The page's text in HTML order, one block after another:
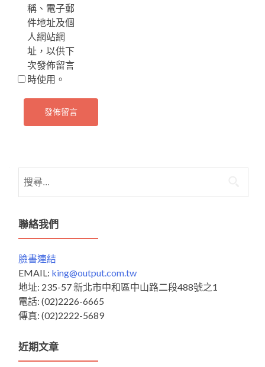
稱、電子郵
件地址及個
人網站網
址，以供下
次發佈留言
時使用。
尋
鍵
字:
聯絡我們
臉書連結
EMAIL: king@output.com.tw
地址: 235-57 新北市中和區中山路二段488號之1
電話: (02)2226-6665
傳真: (02)2222-5689
近期文章